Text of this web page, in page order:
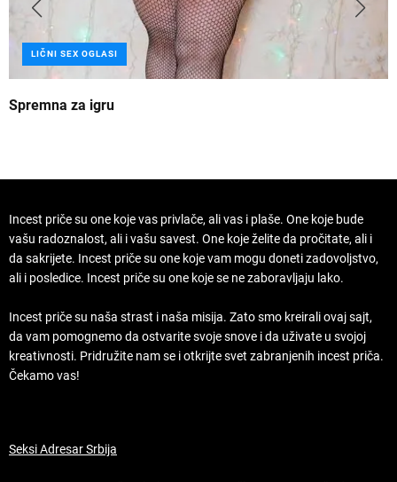
LIČNI SEX OGLASI
Spremna za igru
Incest priče su one koje vas privlače, ali vas i plaše. One koje bude
vašu radoznalost, ali i vašu savest. One koje želite da pročitate, ali i
da sakrijete. Incest priče su one koje vam mogu doneti zadovoljstvo,
ali i posledice. Incest priče su one koje se ne zaboravljaju lako.
Incest priče su naša strast i naša misija. Zato smo kreirali ovaj sajt,
da vam pomognemo da ostvarite svoje snove i da uživate u svojoj
kreativnosti. Pridružite nam se i otkrijte svet zabranjenih incest priča.
Čekamo vas!
Seksi Adresar Srbija